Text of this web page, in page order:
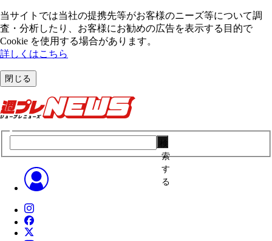
当サイトでは当社の提携先等がお客様のニーズ等について調
査・分析したり、お客様にお勧めの広告を表⽰する⽬的で
Cookie を使⽤する場合があります。
詳しくはこちら
閉じる
索
す
る